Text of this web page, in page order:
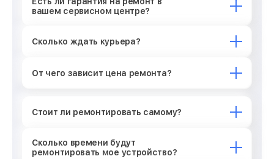
вашем сервисном центре?
Сколько ждать курьера?
От чего зависит цена ремонта?
Стоит ли ремонтировать самому?
Сколько времени будут
ремонтировать мое устройство?